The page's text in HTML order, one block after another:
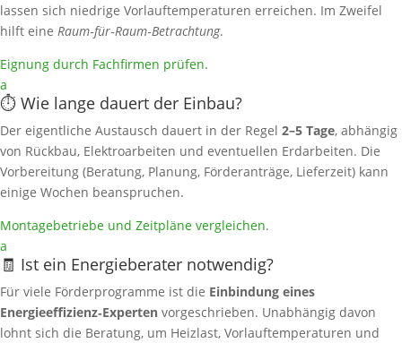
lassen sich niedrige Vorlauftemperaturen erreichen. Im Zweifel
hilft eine Raum‑für‑Raum‑Betrachtung.
Eignung durch Fachfirmen prüfen.
a
⏱️ Wie lange dauert der Einbau?
Der eigentliche Austausch dauert in der Regel 2–5 Tage, abhängig
von Rückbau, Elektroarbeiten und eventuellen Erdarbeiten. Die
Vorbereitung (Beratung, Planung, Förderanträge, Lieferzeit) kann
einige Wochen beanspruchen.
Montagebetriebe und Zeitpläne vergleichen.
a
🧾 Ist ein Energieberater notwendig?
Für viele Förderprogramme ist die Einbindung eines
Energieeffizienz‑Experten vorgeschrieben. Unabhängig davon
lohnt sich die Beratung, um Heizlast, Vorlauftemperaturen und